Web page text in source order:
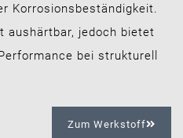
Korrosionsbeständigkeit.
aushärtbar, jedoch bietet
bei strukturell
Zum Werkstoff